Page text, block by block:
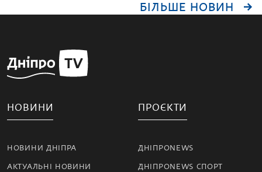
БІЛЬШЕ НОВИН
НОВИНИ
НОВИНИ ДНІПРА
АКТУАЛЬНІ НОВИНИ
ПРОЄКТИ
ДНІПРОNEWS
ДНІПРОNEWS СПОРТ